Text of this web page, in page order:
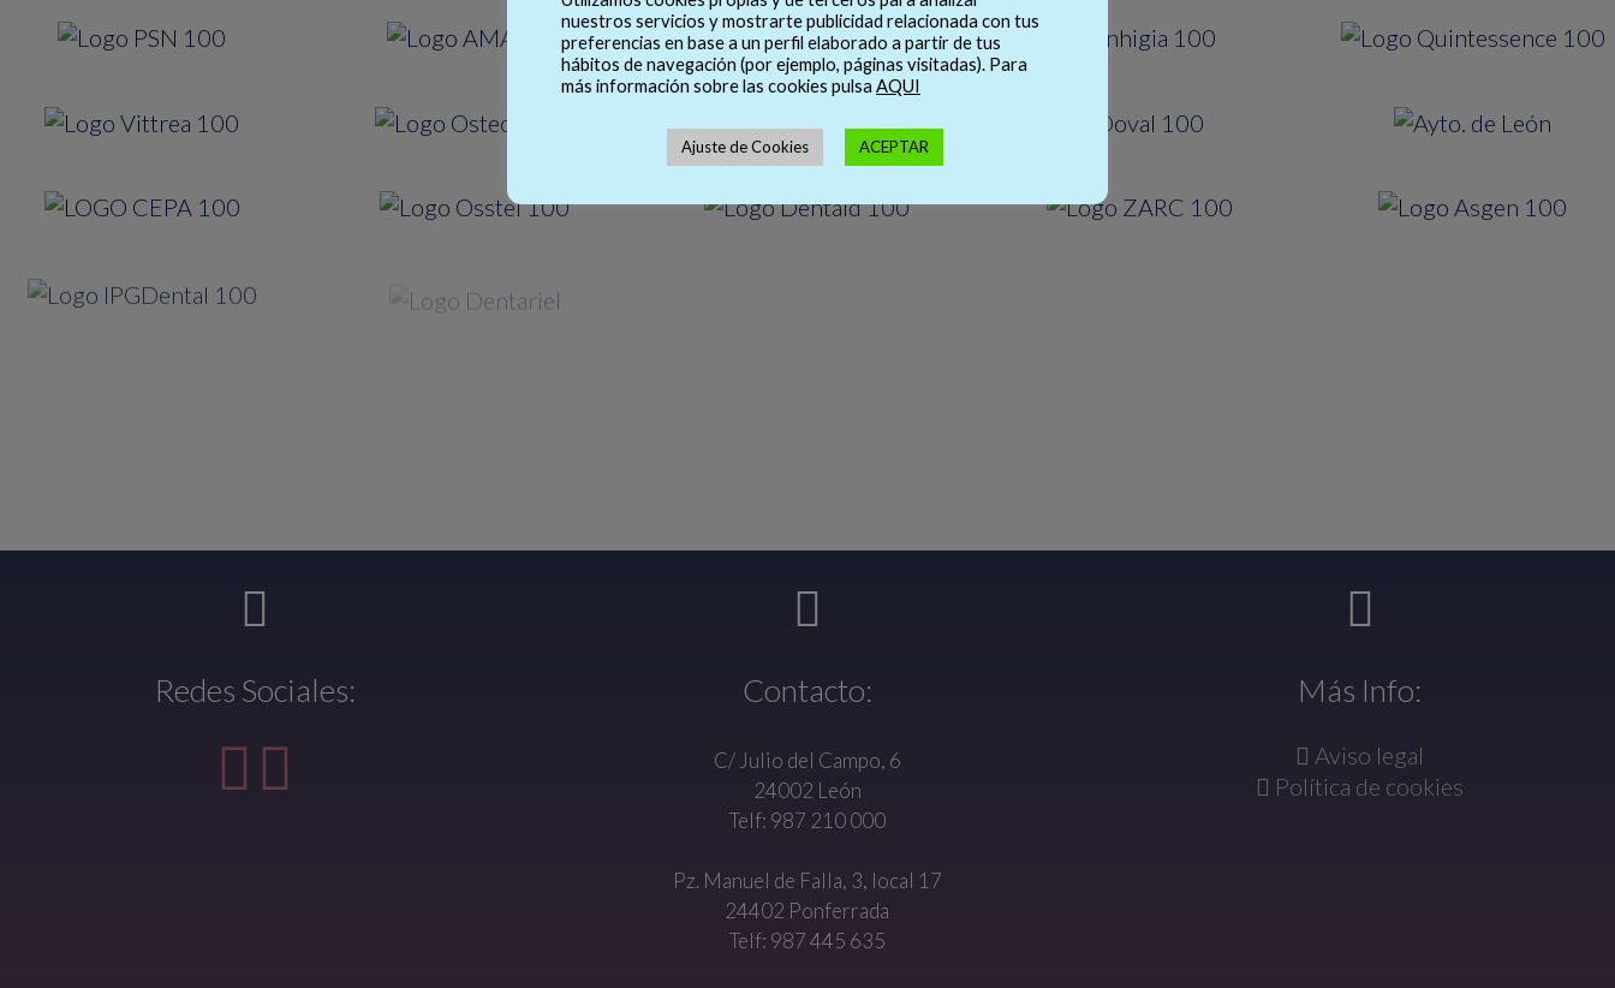
Redes Sociales: Contacto:
C/ Julio del Campo, 6
24002 León
Telf: 987 210 000
Pz. Manuel de Falla, 3, local 17
24402 Ponferrada
Telf: 987 445 635
Más Info:
Aviso legal
Política de cookies
nuestros servicios y mostrarte publicidad relacionada con tus
preferencias en base a un perfil elaborado a partir de tus
hábitos de navegación (por ejemplo, páginas visitadas). Para
más información sobre las cookies pulsa AQUI
Ajuste de Cookies ACEPTAR